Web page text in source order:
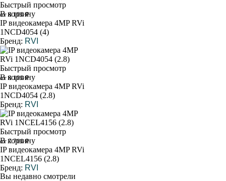
Быстрый просмотр
В корзину
от 8 100 ₽
IP видеокамера 4MP RVi
1NCD4054 (4)
Бренд: RVI
Быстрый просмотр
В корзину
от 8 100 ₽
IP видеокамера 4MP RVi
1NCD4054 (2.8)
Бренд: RVI
Быстрый просмотр
В корзину
от 7 700 ₽
IP видеокамера 4MP RVi
1NCEL4156 (2.8)
Бренд: RVI
Вы недавно смотрели